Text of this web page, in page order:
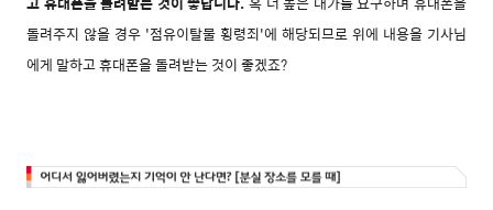
돌려주지 않을 경우 '점유이탈물 횡령죄'에 해당되므로 위에 내용을 기사님
에게 말하고 휴대폰을 돌려받는 것이 좋겠죠?